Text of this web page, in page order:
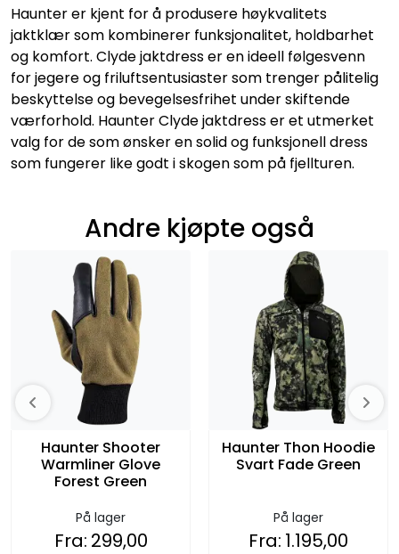
Haunter er kjent for å produsere høykvalitets
jaktklær som kombinerer funksjonalitet, holdbarhet
og komfort. Clyde jaktdress er en ideell følgesvenn
for jegere og friluftsentusiaster som trenger pålitelig
beskyttelse og bevegelsesfrihet under skiftende
værforhold. Haunter Clyde jaktdress er et utmerket
valg for de som ønsker en solid og funksjonell dress
som fungerer like godt i skogen som på fjellturen.
Andre kjøpte også
Haunter Shooter
Warmliner Glove
Forest Green
På lager
Fra: 299,00
Haunter Thon Hoodie
Svart Fade Green
På lager
Fra: 1.195,00